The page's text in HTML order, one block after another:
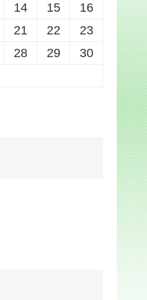
14 15
16
21 22
23
28 29
30